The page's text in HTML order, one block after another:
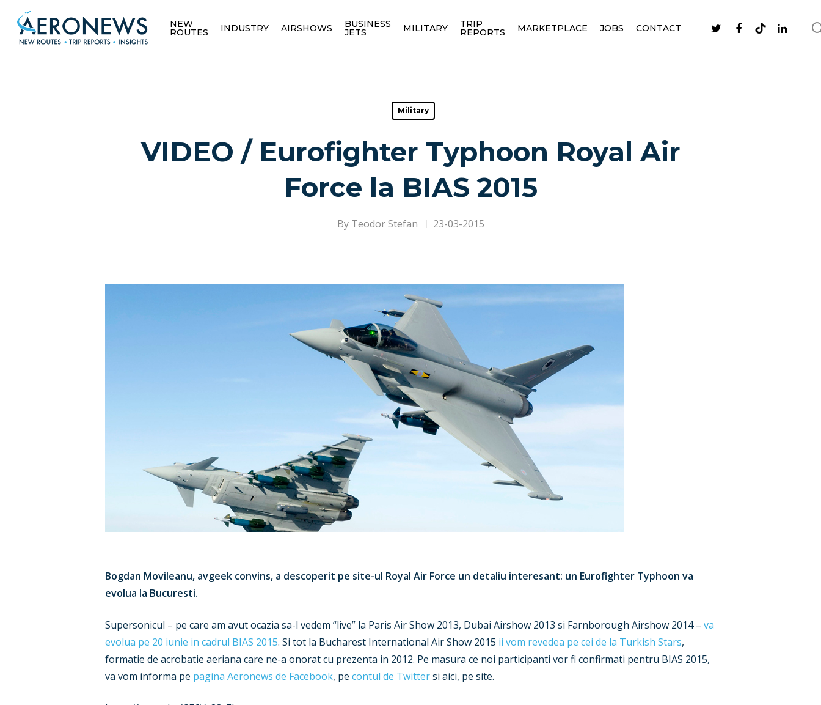
NEW
ROUTES INDUSTRY AIRSHOWS BUSINESS
JETS MILITARY TRIP
REPORTS MARKETPLACE JOBS CONTACT
Military
VIDEO / Eurofighter Typhoon Royal Air
Force la BIAS 2015
By Teodor Stefan 23-03-2015
Bogdan Movileanu, avgeek convins, a descoperit pe site-ul Royal Air Force un detaliu interesant: un Eurofighter Typhoon va
evolua la Bucuresti.
Supersonicul – pe care am avut ocazia sa-l vedem “live” la Paris Air Show 2013, Dubai Airshow 2013 si Farnborough Airshow 2014 – va
evolua pe 20 iunie in cadrul BIAS 2015. Si tot la Bucharest International Air Show 2015 ii vom revedea pe cei de la Turkish Stars,
formatie de acrobatie aeriana care ne-a onorat cu prezenta in 2012. Pe masura ce noi participanti vor fi confirmati pentru BIAS 2015,
va vom informa pe pagina Aeronews de Facebook, pe contul de Twittersi aici, pe site.